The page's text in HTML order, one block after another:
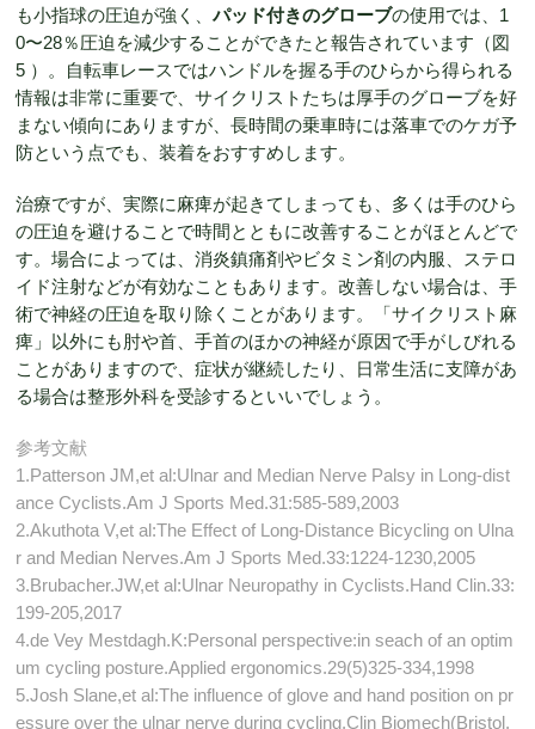
も小指球の圧迫が強く、パッド付きのグローブの使用では、1
0〜28％圧迫を減少することができたと報告されています（図
5 ）。自転車レースではハンドルを握る手のひらから得られる
情報は非常に重要で、サイクリストたちは厚手のグローブを好
まない傾向にありますが、長時間の乗車時には落車でのケガ予
防という点でも、装着をおすすめします。
治療ですが、実際に麻痺が起きてしまっても、多くは手のひら
の圧迫を避けることで時間とともに改善することがほとんどで
す。場合によっては、消炎鎮痛剤やビタミン剤の内服、ステロ
イド注射などが有効なこともあります。改善しない場合は、手
術で神経の圧迫を取り除くことがあります。「サイクリスト麻
痺」以外にも肘や首、手首のほかの神経が原因で手がしびれる
ことがありますので、症状が継続したり、日常生活に支障があ
る場合は整形外科を受診するといいでしょう。
参考文献
1.Patterson JM,et al:Ulnar and Median Nerve Palsy in Long-dist
ance Cyclists.Am J Sports Med.31:585-589,2003
2.Akuthota V,et al:The Effect of Long-Distance Bicycling on Ulna
r and Median Nerves.Am J Sports Med.33:1224-1230,2005
3.Brubacher.JW,et al:Ulnar Neuropathy in Cyclists.Hand Clin.33:
199-205,2017
4.de Vey Mestdagh.K:Personal perspective:in seach of an optim
um cycling posture.Applied ergonomics.29(5)325-334,1998
5.Josh Slane,et al:The influence of glove and hand position on pr
essure over the ulnar nerve during cycling.Clin Biomech(Bristol,